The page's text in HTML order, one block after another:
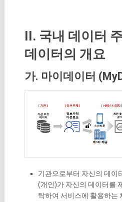
II. 국내 데이터
데이터의 개요
가. 마이데이터
기관으로부터 자신의 데이
(개인)가 자신의 데이터를
탁하여 서비스에 활용하는